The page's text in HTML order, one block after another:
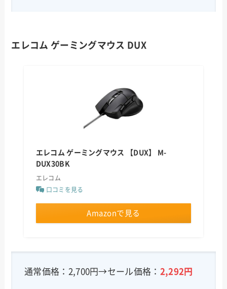
エレコム ゲーミングマウス DUX
エレコム ゲーミングマウス 【DUX】 M-
DUX30BK
エレコム
口コミを見る
Amazonで見る
通常価格：2,700円→セール価格： 2,292円